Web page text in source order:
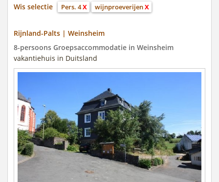
Wis selectie
Pers. 4X wijnproeverijenX
Rijnland-Palts | Weinsheim
8-persoons Groepsaccommodatie in Weinsheim
vakantiehuis in Duitsland